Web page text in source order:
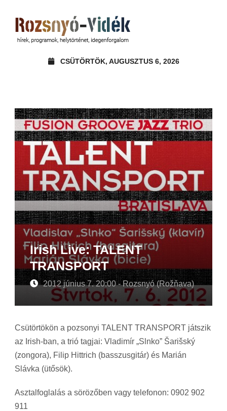
CSÜTÖRTÖK, AUGUSZTUS 6, 2026
Irish Live: TALENT
TRANSPORT
2012 június 7. 20:00 - Rozsnyó (Rožňava)
Csütörtökön a pozsonyi TALENT TRANSPORT játszik
az Irish-ban, a trió tagjai: Vladimír „Slnko” Šarišský
(zongora), Filip Hittrich (basszusgitár) és Marián
Slávka (ütősök).
Asztalfoglalás a sörözőben vagy telefonon: 0902 902
911